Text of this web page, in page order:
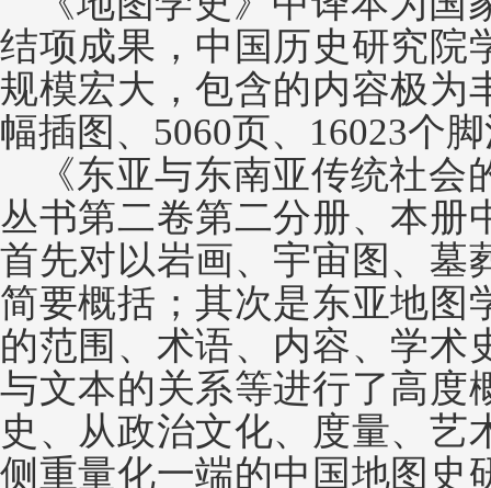
结项成果，中国历史研究院
规模宏大，包含的内容极为
幅插图、 5060页、16023个
《东亚与东南亚传统社
丛书第二卷第二分册、本册
首先对以岩画、宇宙图、墓
简要概括；其次是东亚地图
的范围、术语、内容、学术
与文本的关系等进行了高度
史、从政治文化、度量、艺
侧重量化一端的中国地图史